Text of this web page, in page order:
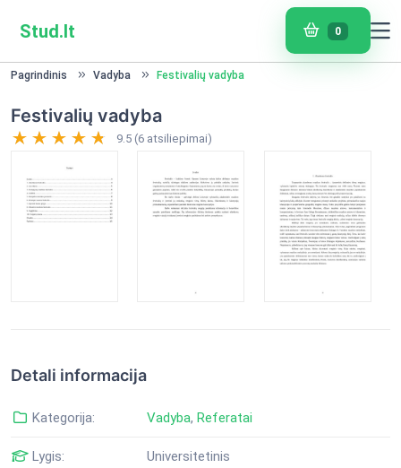
Stud.lt 0
Pagrindinis Vadyba Festivalių vadyba
Festivalių vadyba
9.5 (6 atsiliepimai)
Detali informacija
Kategorija: Vadyba, Referatai
Lygis: Universitetinis